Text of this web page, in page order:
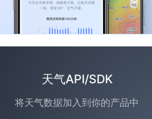
天气API/SDK
将天气数据加入到你的产品中